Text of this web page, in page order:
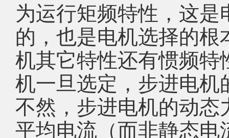
为运行矩频特性，这
的，也是电机选择的
机其它特性还有惯频
机一旦选定，步进电
不然，步进电机的动
平均电流（而非静态